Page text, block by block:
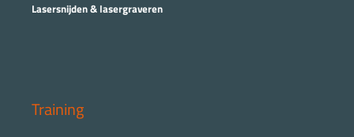
Lasersnijden & lasergraveren
Training